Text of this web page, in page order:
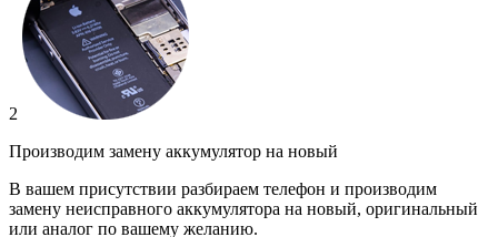
2
Производим замену аккумулятор на новый
В вашем присутствии разбираем телефон и производим
замену неисправного аккумулятора на новый, оригинальный
или аналог по вашему желанию.